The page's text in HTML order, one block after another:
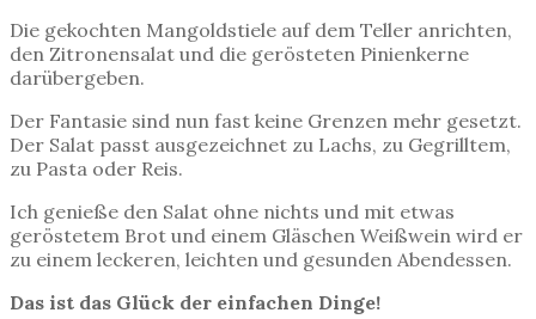
Die gekochten Mangoldstiele auf dem Teller anrichten,
den Zitronensalat und die gerösteten Pinienkerne
darübergeben.
Der Fantasie sind nun fast keine Grenzen mehr gesetzt.
Der Salat passt ausgezeichnet zu Lachs, zu Gegrilltem,
zu Pasta oder Reis.
Ich genieße den Salat ohne nichts und mit etwas
geröstetem Brot und einem Gläschen Weißwein wird er
zu einem leckeren, leichten und gesunden Abendessen.
Das ist das Glück der einfachen Dinge!